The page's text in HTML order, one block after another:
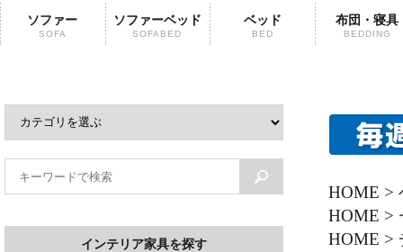
ソファー
SOFA
ソファーベッド
SOFABED
ベッド
BED
布団・寝具
BEDDING
HOME >
HOME >
HOME >
インテリア家具を探す